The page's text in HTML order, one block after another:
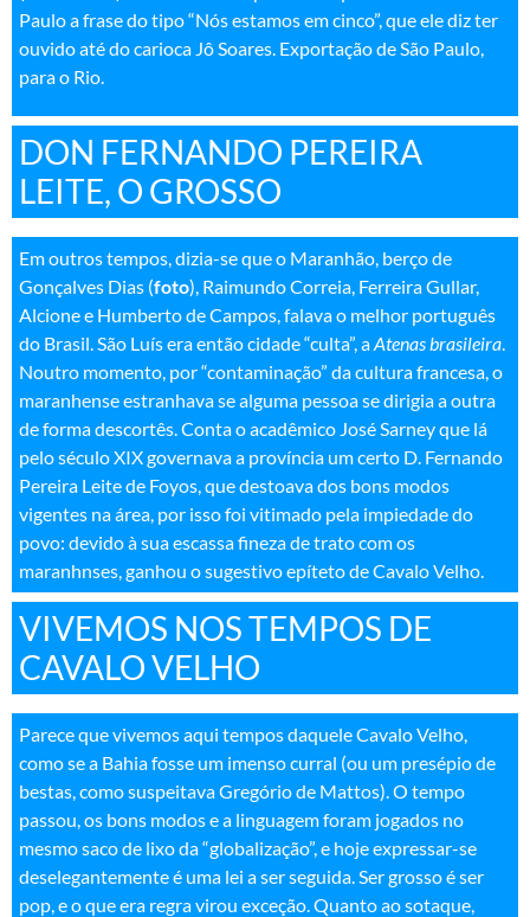
Paulo a frase do tipo “Nós estamos em cinco”, que ele diz ter
ouvido até do carioca Jô Soares. Exportação de São Paulo,
para o Rio.
DON FERNANDO PEREIRA
LEITE, O GROSSO
Em outros tempos, dizia-se que o Maranhão, berço de
Gonçalves Dias (foto), Raimundo Correia, Ferreira Gullar,
Alcione e Humberto de Campos, falava o melhor português
do Brasil. São Luís era então cidade “culta”, aAtenas brasileira
Noutro momento, por “contaminação” da cultura francesa, o
maranhense estranhava se alguma pessoa se dirigia a outra
de forma descortês. Conta o acadêmico José Sarney que lá
pelo século XIX governava a província um certo D. Fernando
Pereira Leite de Foyos, que destoava dos bons modos
vigentes na área, por isso foi vitimado pela impiedade do
povo: devido à sua escassa fineza de trato com os
maranhnses, ganhou o sugestivo epíteto de Cavalo Velho
VIVEMOS NOS TEMPOS DE
CAVALO VELHO
Parece que vivemos aqui tempos daquele Cavalo Velho,
como se a Bahia fosse um imenso curral (ou um presépio de
bestas, como suspeitava Gregório de Mattos). O tempo
passou, os bons modos e a linguagem foram jogados no
mesmo saco de lixo da “globalização”, e hoje expressar-se
deselegantemente é uma lei a ser seguida. Ser grosso é ser
pop, e o que era regra virou exceção. Quanto ao sotaque,